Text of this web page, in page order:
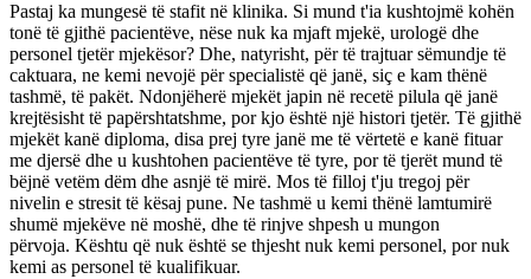
Pastaj ka mungesë të stafit në klinika. Si mund t'ia kushtojmë kohën
tonë të gjithë pacientëve, nëse nuk ka mjaft mjekë, urologë dhe
personel tjetër mjekësor? Dhe, natyrisht, për të trajtuar sëmundje të
caktuara, ne kemi nevojë për specialistë që janë, siç e kam thënë
tashmë, të pakët. Ndonjëherë mjekët japin në recetë pilula që janë
krejtësisht të papërshtatshme, por kjo është një histori tjetër. Të gjithë
mjekët kanë diploma, disa prej tyre janë me të vërtetë e kanë fituar
me djersë dhe u kushtohen pacientëve të tyre, por të tjerët mund të
bëjnë vetëm dëm dhe asnjë të mirë. Mos të filloj t'ju tregoj për
nivelin e stresit të kësaj pune. Ne tashmë u kemi thënë lamtumirë
shumë mjekëve në moshë, dhe të rinjve shpesh u mungon
përvoja. Kështu që nuk është se thjesht nuk kemi personel, por nuk
kemi as personel të kualifikuar.